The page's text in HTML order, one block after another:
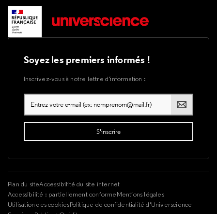
Soyez les premiers informés !
Inscrivez-vous à notre lettre d’information :
Plan du siteAccessibilité du site internet
Accessibilité : partiellement conformeMentions légales
Utilisation des cookiesPolitique de confidentialité d'Universcience